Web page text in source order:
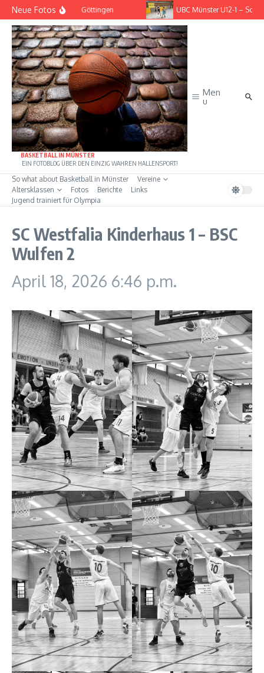
Zum Inhalt springen
Neue Fotos
BG Göttingen UBC Münster U12-1 – Scala Longhorns
BASKETBALL IN MÜNSTER
EIN FOTOBLOG ÜBER DEN EINZIG WAHREN HALLENSPORT!
Men
u
So what about Basketball in Münster
Vereine
Altersklassen
Fotos Berichte
Links
Jugend trainiert für Olympia
SC Westfalia Kinderhaus 1 – BSC
Wulfen 2
April 18, 2026 6:46 p.m.